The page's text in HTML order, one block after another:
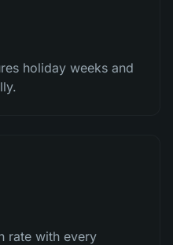
holiday weeks and
rate with every